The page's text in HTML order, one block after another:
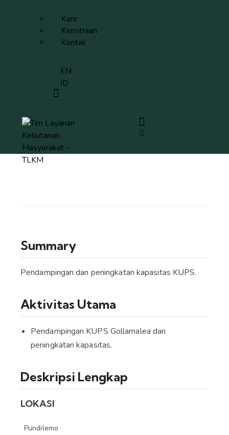
Karir
Kemitraan
Kontak
EN
ID
Summary
Pendampingan dan peningkatan kapasitas KUPS.
Aktivitas Utama
Pendampingan KUPS Gollamalea dan
peningkatan kapasitas.
Deskripsi Lengkap
LOKASI
Pundilemo